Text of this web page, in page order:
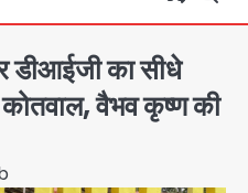
डीआईजी का सीधे
कोतवाल, वैभव कृष्ण की